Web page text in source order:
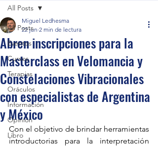
All Posts
Eventos
Cursos
Terapias
Oráculos
Información
Opinión
Libro
All Posts
Abren inscripciones para la
Masterclass en Velomancia y
Constelaciones Vibracionales
con especialistas de Argentina
y México
Miguel Ledhesma
22 jun 2 min de lectura
Con el objetivo de brindar herramientas
introductorias para la interpretación